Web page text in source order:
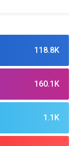
118.8K
160.1K
1.1K